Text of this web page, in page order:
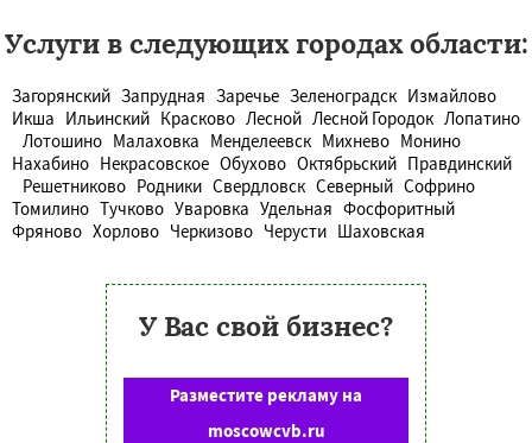
Услуги в следующих городах области:
Загорянский Запрудная Заречье Зеленоградск Измайлово
Икша Ильинский Красково Лесной Лесной Городок Лопатино
Лотошино Малаховка Менделеевск Михнево Монино
Нахабино Некрасовское Обухово Октябрьский Правдинский
Решетниково Родники Свердловск Северный Софрино
Томилино Тучково Уваровка Удельная Фосфоритный
Фряново Хорлово Черкизово Черусти Шаховская
У Вас свой бизнес?
Разместите рекламу на
moscowcvb.ru